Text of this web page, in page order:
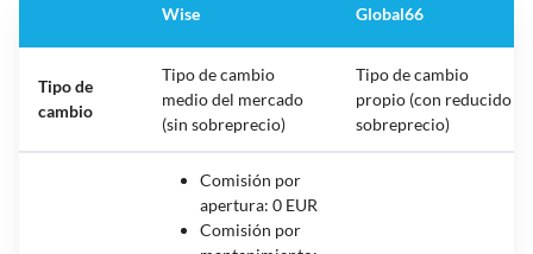
Wise Global66
Tipo de
cambio
Tipo de cambio
medio del mercado
(sin sobreprecio)
Tipo de cambio
propio (con reducido
sobreprecio)
Comisión por
apertura: 0 EUR
Comisión por